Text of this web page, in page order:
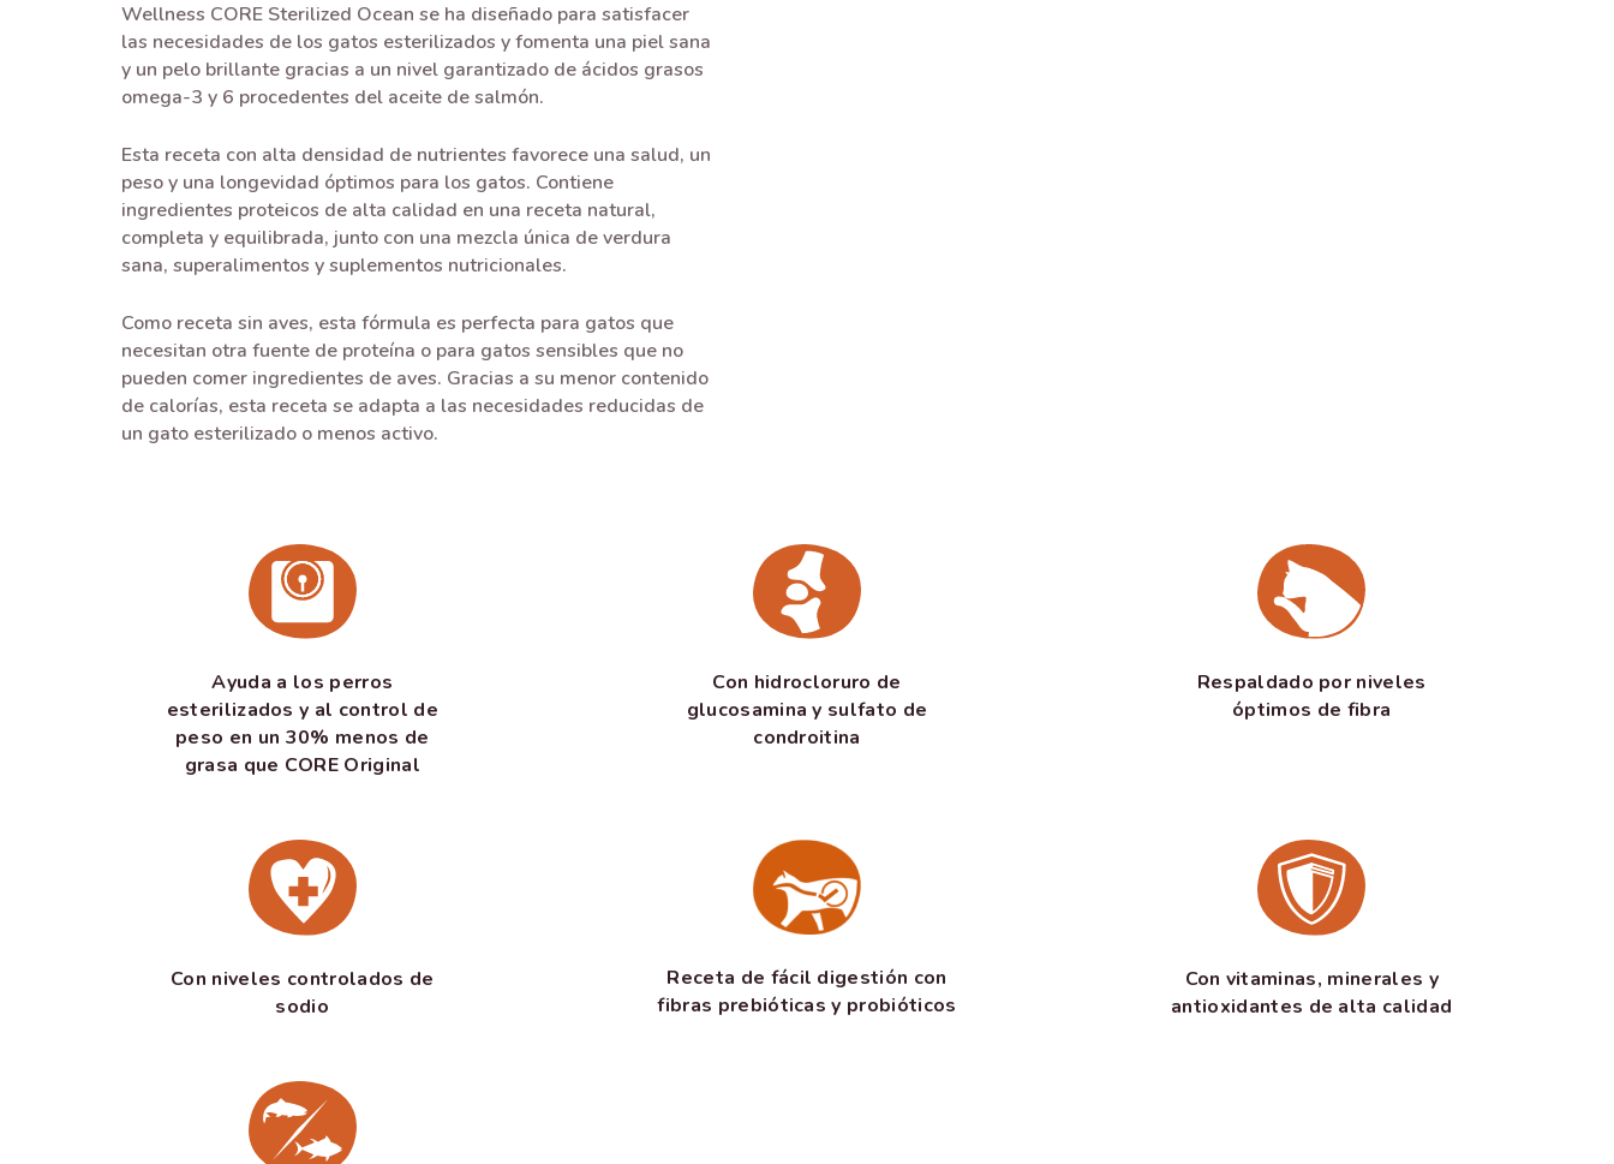
Wellness CORE Sterilized Ocean se ha diseñado para satisfacer
las necesidades de los gatos esterilizados y fomenta una piel sana
y un pelo brillante gracias a un nivel garantizado de ácidos grasos
omega-3 y 6 procedentes del aceite de salmón.
Esta receta con alta densidad de nutrientes favorece una salud, un
peso y una longevidad óptimos para los gatos. Contiene
ingredientes proteicos de alta calidad en una receta natural,
completa y equilibrada, junto con una mezcla única de verdura
sana, superalimentos y suplementos nutricionales.
Como receta sin aves, esta fórmula es perfecta para gatos que
necesitan otra fuente de proteína o para gatos sensibles que no
pueden comer ingredientes de aves. Gracias a su menor contenido
de calorías, esta receta se adapta a las necesidades reducidas de
un gato esterilizado o menos activo.
Ayuda a los perros
esterilizados y al control de
peso en un 30% menos de
grasa que CORE Original
Con hidrocloruro de
glucosamina y sulfato de
condroitina
Respaldado por niveles
óptimos de fibra
Con niveles controlados de
sodio
Receta de fácil digestión con
fibras prebióticas y probióticos
Con vitaminas, minerales y
antioxidantes de alta calidad